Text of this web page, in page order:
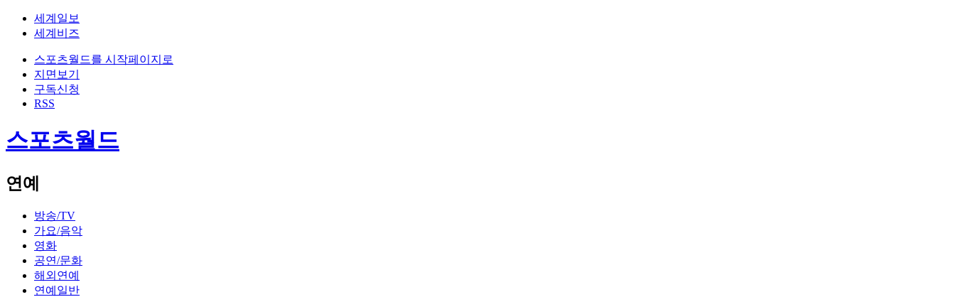
세계일보
세계비즈
스포츠월드를 시작페이지로
지면보기
구독신청
RSS
스포츠월드
연예
방송/TV
가요/음악
영화
공연/문화
해외연예
연예일반